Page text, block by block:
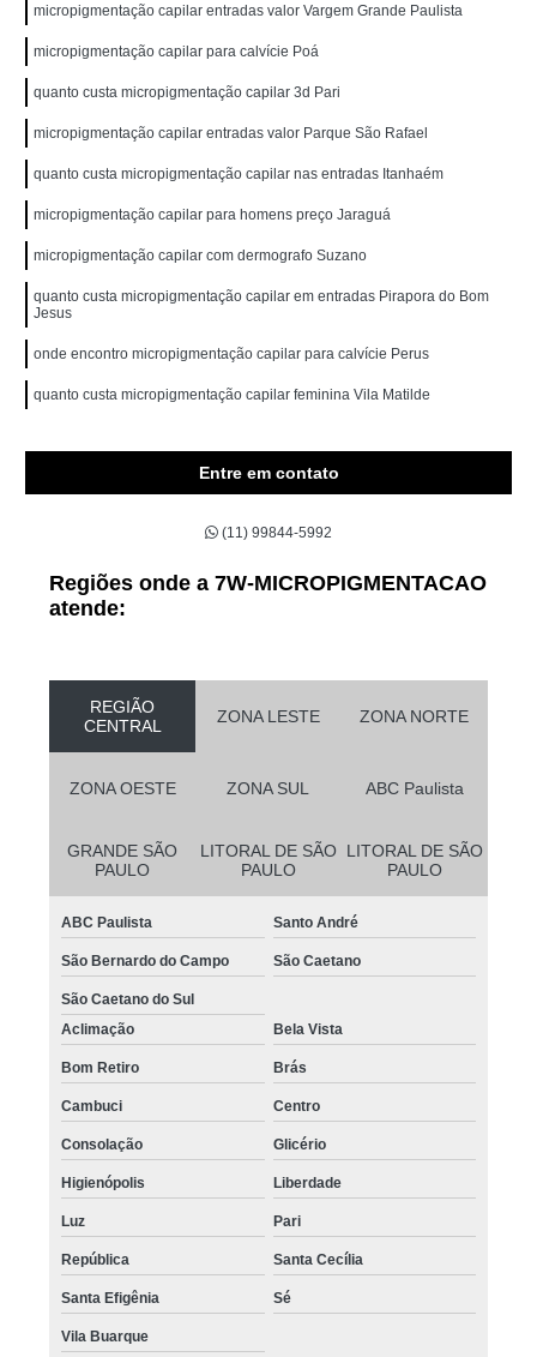
micropigmentação capilar entradas valor Vargem Grande Paulista
micropigmentação capilar para calvície Poá
quanto custa micropigmentação capilar 3d Pari
micropigmentação capilar entradas valor Parque São Rafael
quanto custa micropigmentação capilar nas entradas Itanhaém
micropigmentação capilar para homens preço Jaraguá
micropigmentação capilar com dermografo Suzano
quanto custa micropigmentação capilar em entradas Pirapora do Bom
Jesus
onde encontro micropigmentação capilar para calvície Perus
quanto custa micropigmentação capilar feminina Vila Matilde
Entre em contato
(11) 99844-5992
Regiões onde a 7W-MICROPIGMENTACAO
atende:
REGIÃO
CENTRAL
ZONA LESTE ZONA NORTE
ZONA OESTE ZONA SUL ABC Paulista
GRANDE SÃO
PAULO
LITORAL DE SÃO
PAULO
LITORAL DE SÃO
PAULO
ABC Paulista Santo André
São Bernardo do Campo São Caetano
São Caetano do Sul
Aclimação
Bela Vista
Bom Retiro Brás
Cambuci Centro
Consolação Glicério
Higienópolis Liberdade
Luz Pari
República Santa Cecília
Santa Efigênia Sé
Vila Buarque